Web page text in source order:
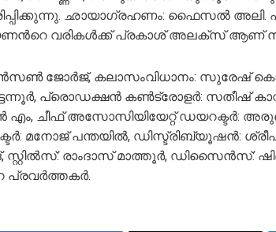
ഛായാഗ്രഹണം: ഫൈസല്‍ അലി.
വരികള്‍ക്ക് പ്രകാശ് അലക്സ് ആണ്
കലാസംവിധാനം: സുരേഷ് കൊല്ലം,
പ്രൊഡക്ഷന്‍ കണ്‍ട്രോളര്‍: സതീഷ്
ചീഫ് അസോസിയിയേറ്റ് ഡയറക്ടർ:
മനോജ് പന്തയിൽ, ഡിസ്ട്രിബ്യൂഷൻ:
സ്റ്റിൽസ്: രാംദാസ് മാത്തൂർ, ഡിസൈൻസ്:
പ്രവർത്തകർ.